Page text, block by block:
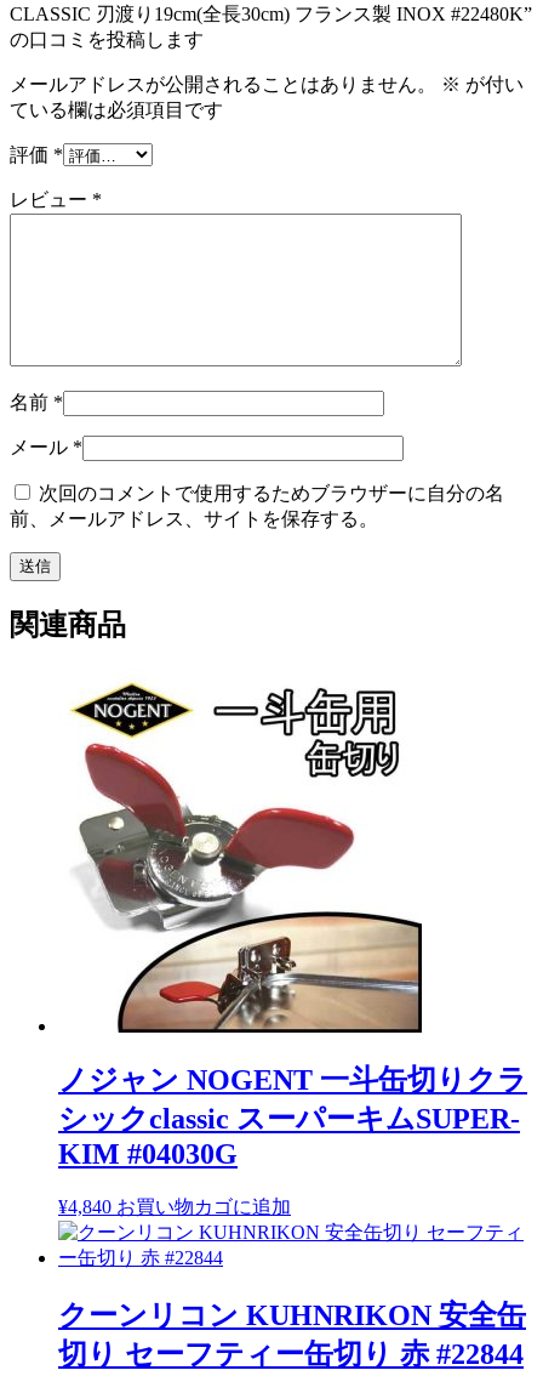
CLASSIC 刃渡り19cm(全長30cm) フランス製 INOX #22480K”
の口コミを投稿します
メールアドレスが公開されることはありません。 ※ が付い
ている欄は必須項目です
評価 *
レビュー *
名前 *
メール *
次回のコメントで使用するためブラウザーに自分の名
前、メールアドレス、サイトを保存する。
関連商品
ノジャン NOGENT 一斗缶切りクラ
シックclassic スーパーキムSUPER-
KIM #04030G
¥4,840 お買い物カゴに追加
クーンリコン KUHNRIKON 安全缶
切り セーフティー缶切り 赤 #22844